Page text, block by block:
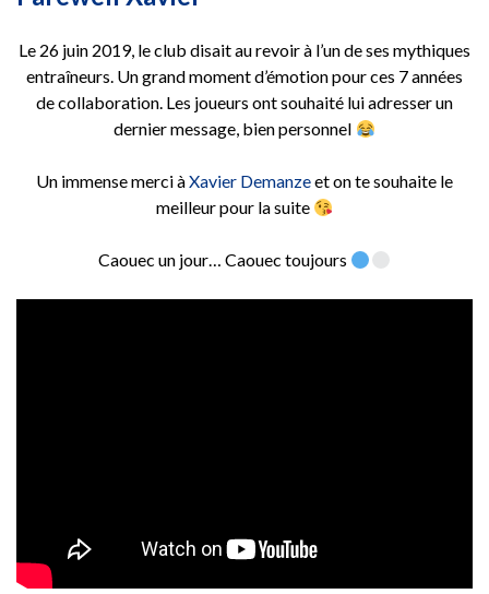
Le 26 juin 2019, le club disait au revoir à l’un de ses mythiques
entraîneurs. Un grand moment d’émotion pour ces 7 années
de collaboration. Les joueurs ont souhaité lui adresser un
dernier message, bien personnel
Un immense merci àXavier Demanzeet on te souhaite le
meilleur pour la suite
Caouec un jour… Caouec toujours